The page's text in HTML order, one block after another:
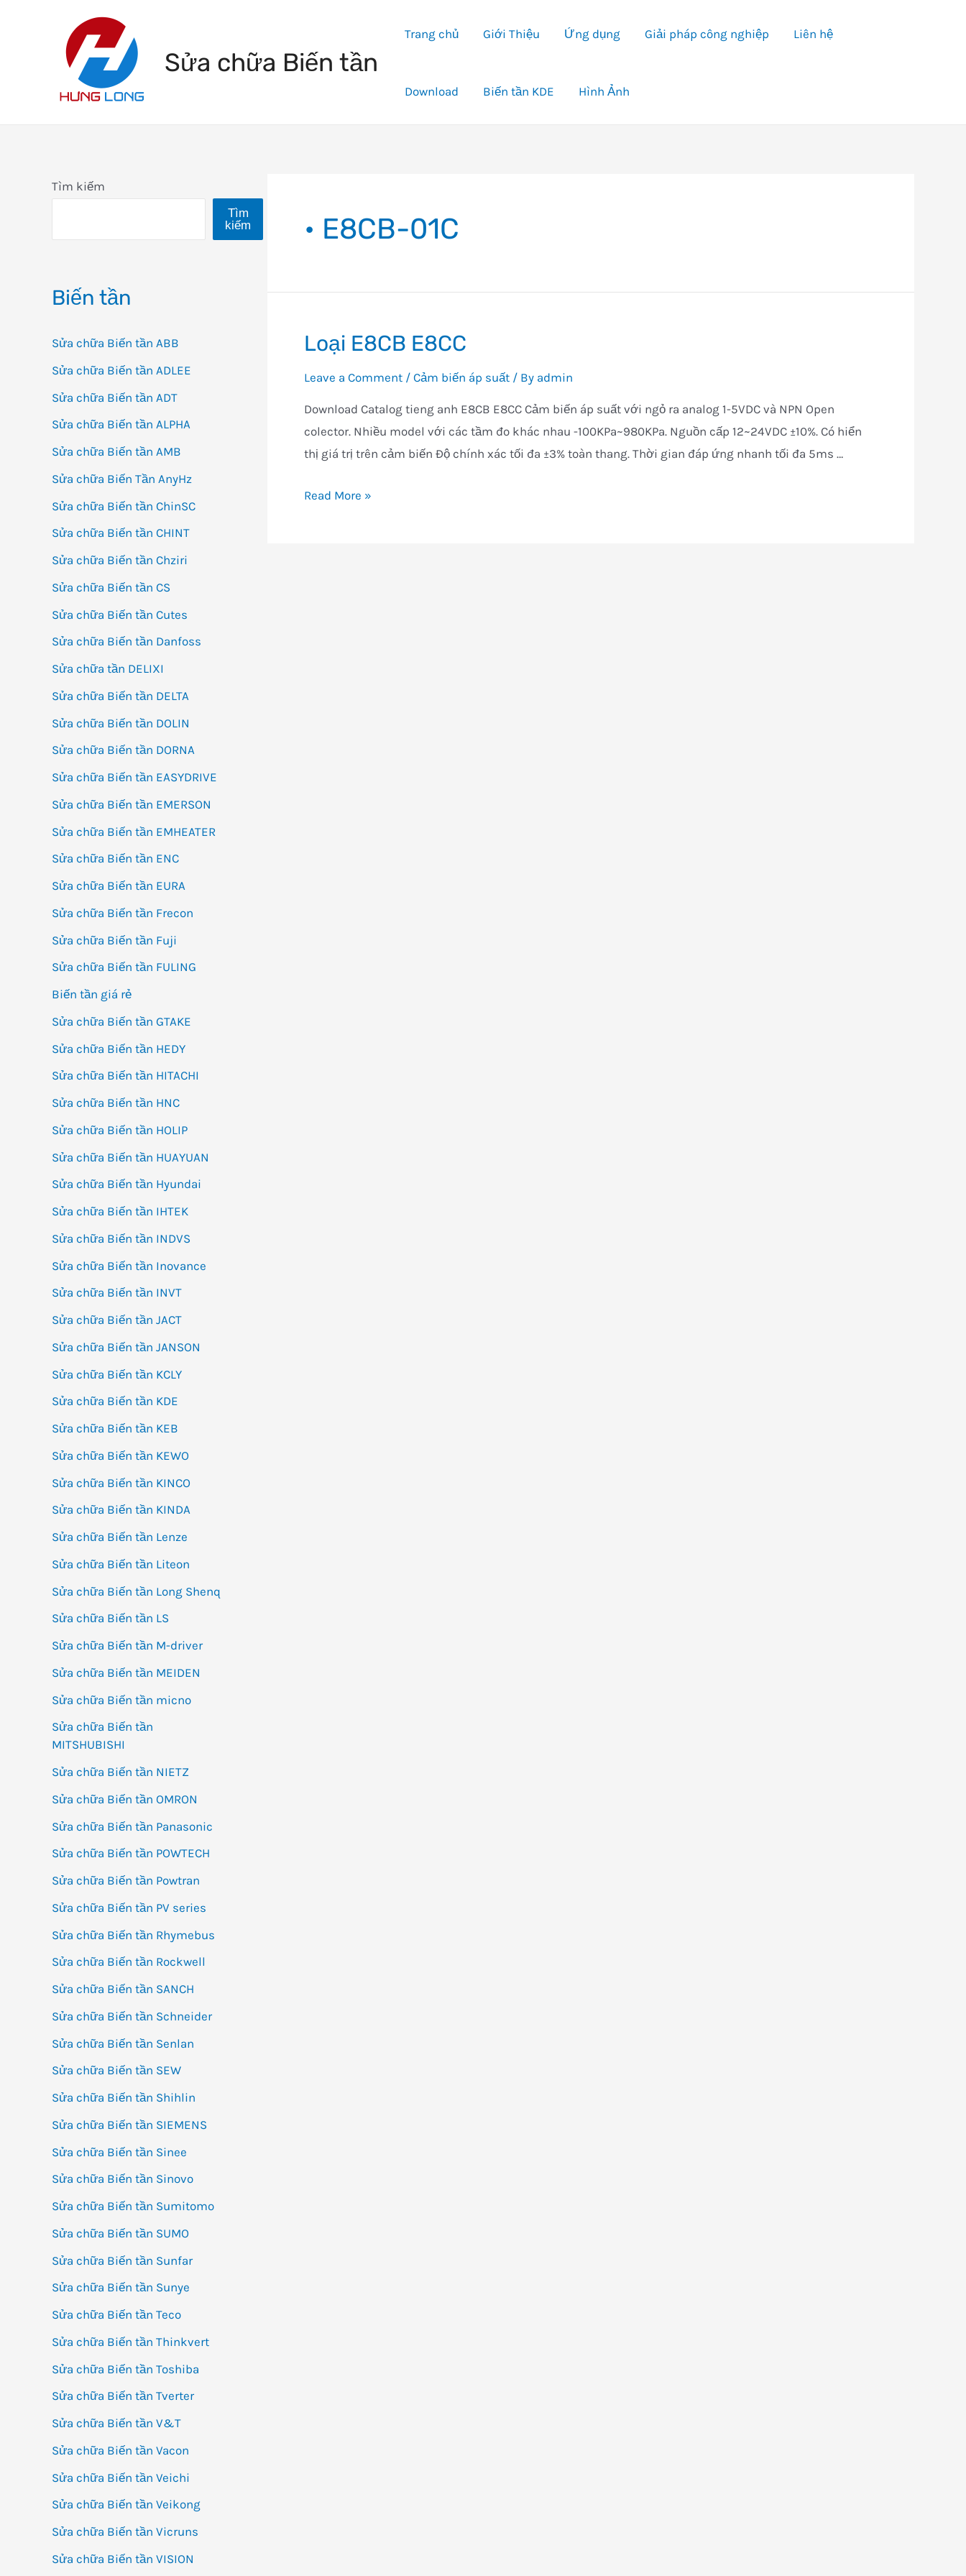
Sửa chữa Biến tần
Trang chủ Giới Thiệu Ứng dụng Giải pháp công nghiệp Liên hệ
Download Biến tần KDE Hình Ảnh
Tìm kiếm
Tìm
kiếm
Biến tần
Sửa chữa Biến tần ABB
Sửa chữa Biến tần ADLEE
Sửa chữa Biến tần ADT
Sửa chữa Biến tần ALPHA
Sửa chữa Biến tần AMB
Sửa chữa Biến Tần AnyHz
Sửa chữa Biến tần ChinSC
Sửa chữa Biến tần CHINT
Sửa chữa Biến tần Chziri
Sửa chữa Biến tần CS
Sửa chữa Biến tần Cutes
Sửa chữa Biến tần Danfoss
Sửa chữa tần DELIXI
Sửa chữa Biến tần DELTA
Sửa chữa Biến tần DOLIN
Sửa chữa Biến tần DORNA
Sửa chữa Biến tần EASYDRIVE
Sửa chữa Biến tần EMERSON
Sửa chữa Biến tần EMHEATER
Sửa chữa Biến tần ENC
Sửa chữa Biến tần EURA
Sửa chữa Biến tần Frecon
Sửa chữa Biến tần Fuji
Sửa chữa Biến tần FULING
Biến tần giá rẻ
Sửa chữa Biến tần GTAKE
Sửa chữa Biến tần HEDY
Sửa chữa Biến tần HITACHI
Sửa chữa Biến tần HNC
Sửa chữa Biến tần HOLIP
Sửa chữa Biến tần HUAYUAN
Sửa chữa Biến tần Hyundai
Sửa chữa Biến tần IHTEK
Sửa chữa Biến tần INDVS
Sửa chữa Biến tần Inovance
Sửa chữa Biến tần INVT
Sửa chữa Biến tần JACT
Sửa chữa Biến tần JANSON
Sửa chữa Biến tần KCLY
Sửa chữa Biến tần KDE
Sửa chữa Biến tần KEB
Sửa chữa Biến tần KEWO
Sửa chữa Biến tần KINCO
Sửa chữa Biến tần KINDA
Sửa chữa Biến tần Lenze
Sửa chữa Biến tần Liteon
Sửa chữa Biến tần Long Shenq
Sửa chữa Biến tần LS
Sửa chữa Biến tần M-driver
Sửa chữa Biến tần MEIDEN
Sửa chữa Biến tần micno
Sửa chữa Biến tần
MITSHUBISHI
Sửa chữa Biến tần NIETZ
Sửa chữa Biến tần OMRON
Sửa chữa Biến tần Panasonic
Sửa chữa Biến tần POWTECH
Sửa chữa Biến tần Powtran
Sửa chữa Biến tần PV series
Sửa chữa Biến tần Rhymebus
Sửa chữa Biến tần Rockwell
Sửa chữa Biến tần SANCH
Sửa chữa Biến tần Schneider
Sửa chữa Biến tần Senlan
Sửa chữa Biến tần SEW
Sửa chữa Biến tần Shihlin
Sửa chữa Biến tần SIEMENS
Sửa chữa Biến tần Sinee
Sửa chữa Biến tần Sinovo
Sửa chữa Biến tần Sumitomo
Sửa chữa Biến tần SUMO
Sửa chữa Biến tần Sunfar
Sửa chữa Biến tần Sunye
Sửa chữa Biến tần Teco
Sửa chữa Biến tần Thinkvert
Sửa chữa Biến tần Toshiba
Sửa chữa Biến tần Tverter
Sửa chữa Biến tần V&T
Sửa chữa Biến tần Vacon
Sửa chữa Biến tần Veichi
Sửa chữa Biến tần Veikong
Sửa chữa Biến tần Vicruns
Sửa chữa Biến tần VISION
• E8CB-01C
Loại E8CB E8CC
Leave a Comment / Cảm biến áp suất / By admin
Download Catalog tieng anh E8CB E8CC Cảm biến áp suất với ngỏ ra analog 1-5VDC và NPN Open
colector. Nhiều model với các tầm đo khác nhau -100KPa~980KPa. Nguồn cấp 12~24VDC ±10%. Có hiển
thị giá trị trên cảm biến Độ chính xác tối đa ±3% toàn thang. Thời gian đáp ứng nhanh tối đa 5ms …
Loại
Read More »